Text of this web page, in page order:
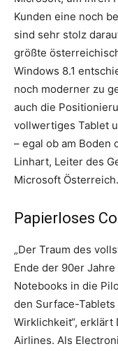
Kunden eine noch
sind sehr stolz
größte
Windows 8.1
noch moderner zu
auch die
vollwertiges Tablet
– egal ob am Boden
Linhart, Leiter des
Microsoft Österreich.
Papierloses
„Der Traum des
Ende der 90er
Notebooks in die
den Surface-
Wirklichkeit“, erklärt
Airlines. Als